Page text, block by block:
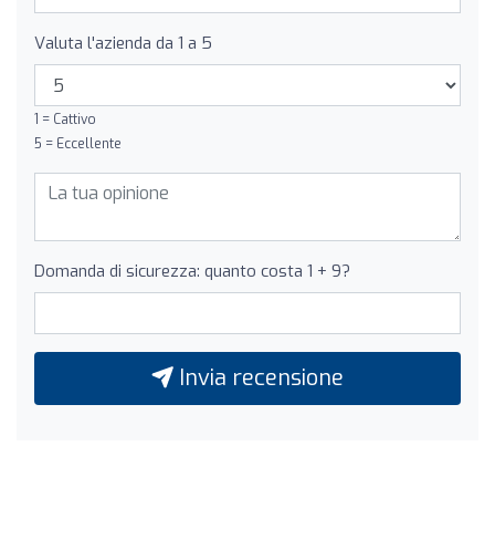
Valuta l'azienda da 1 a 5
1 = Cattivo
5 = Eccellente
Domanda di sicurezza: quanto costa 1 + 9?
Invia recensione